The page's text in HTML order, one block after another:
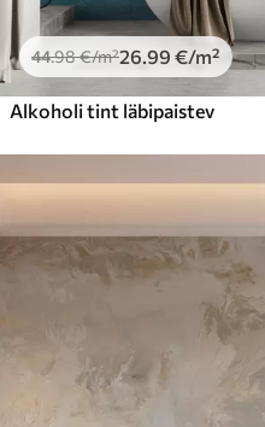
44.98€/m²26.99 €/m²
Alkoholi tint läbipaistev